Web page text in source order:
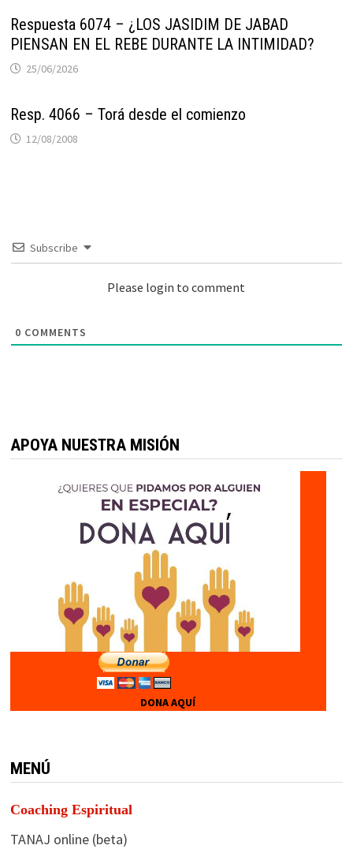
Respuesta 6074 – ¿LOS JASIDIM DE JABAD
PIENSAN EN EL REBE DURANTE LA INTIMIDAD?
25/06/2026
Resp. 4066 – Torá desde el comienzo
12/08/2008
Subscribe
Please login to comment
0 COMMENTS
APOYA NUESTRA MISIÓN
DONA AQUÍ
MENÚ
Coaching Espiritual
TANAJ online (beta)